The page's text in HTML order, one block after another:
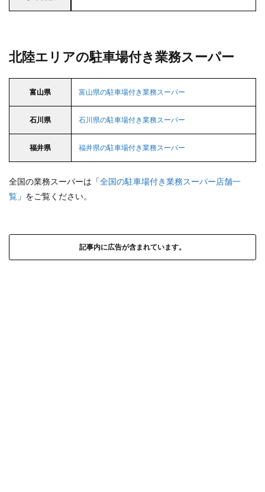
北陸エリアの駐車場付き業務スーパー
富山県 富山県の駐車場付き業務スーパー
石川県 石川県の駐車場付き業務スーパー
福井県 福井県の駐車場付き業務スーパー
全国の業務スーパーは「全国の駐車場付き業務スーパー店舗一
覧 」をご覧ください。
記事内に広告が含まれています。